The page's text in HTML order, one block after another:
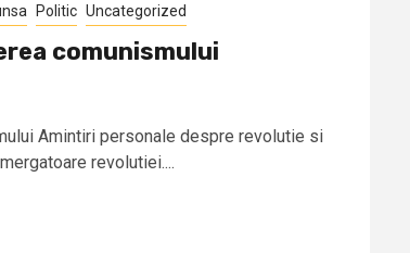
Politic Uncategorized
comunismului
Amintiri personale despre revolutie si
revolutiei....